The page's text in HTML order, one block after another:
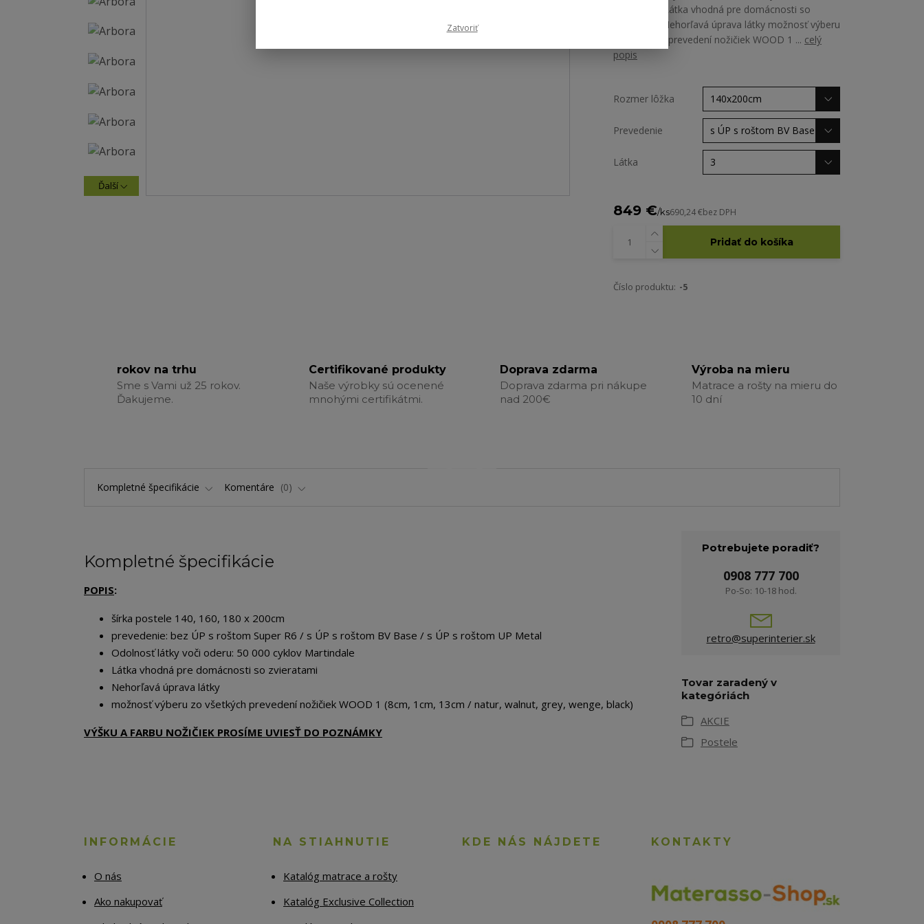
Ďalší
Martindale Látka vhodná pre domácnosti so
zvieratami Nehorľavá úprava látky možnosť výberu
zo všetkých prevedení nožičiek WOOD 1 ... celý
popis
Rozmer lôžka
Prevedenie
Látka
849 €/ks690,24 €bez DPH
Pridať do košíka
Číslo produktu: -5
rokov na trhu
Sme s Vami už 25 rokov.
Ďakujeme.
Certifikované produkty
Naše výrobky sú ocenené
mnohými certifikátmi.
Doprava zdarma
Doprava zdarma pri nákupe
nad 200€
Výroba na mieru
Matrace a rošty na mieru do
10 dní
Kompletné špecifikácie Komentáre 0
Kompletné špecifikácie
POPIS:
šírka postele 140, 160, 180 x 200cm
prevedenie: bez ÚP s roštom Super R6 / s ÚP s roštom BV Base / s ÚP s roštom UP Metal
Odolnosť látky voči oderu: 50 000 cyklov Martindale
Látka vhodná pre domácnosti so zvieratami
Nehorľavá úprava látky
možnosť výberu zo všetkých prevedení nožičiek WOOD 1 (8cm, 1cm, 13cm / natur, walnut, grey, wenge, black)
VÝŠKU A FARBU NOŽIČIEK PROSÍME UVIESŤ DO POZNÁMKY
Potrebujete poradiť?
0908 777 700
Po-So: 10-18 hod.
retro@superinterier.sk
Tovar zaradený v
kategóriách
AKCIE
Postele
INFORMÁCIE
O nás
Ako nakupovať
NA STIAHNUTIE
Katalóg matrace a rošty
Katalóg Exclusive Collection
KDE NÁS NÁJDETE KONTAKTY
Zatvoriť